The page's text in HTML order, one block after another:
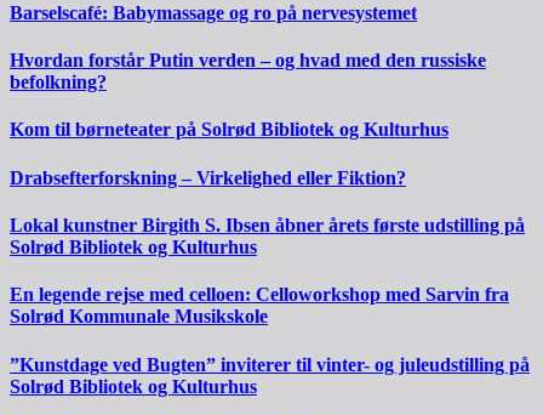
Barselscafé: Babymassage og ro på nervesystemet
Hvordan forstår Putin verden – og hvad med den russiske
befolkning?
Kom til børneteater på Solrød Bibliotek og Kulturhus
Drabsefterforskning – Virkelighed eller Fiktion?
Lokal kunstner Birgith S. Ibsen åbner årets første udstilling på
Solrød Bibliotek og Kulturhus
En legende rejse med celloen: Celloworkshop med Sarvin fra
Solrød Kommunale Musikskole
”Kunstdage ved Bugten” inviterer til vinter- og juleudstilling på
Solrød Bibliotek og Kulturhus